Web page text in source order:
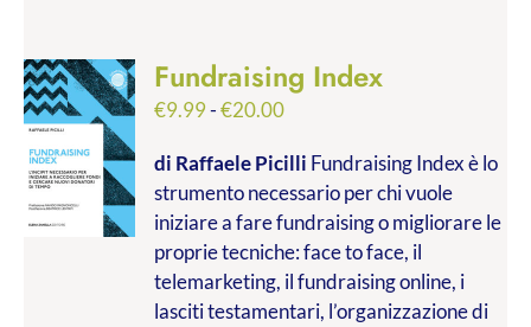
Fundraising Index
€9.99-€20.00Fascia
prezzo:
da
€9.99
a
€20.00
di Raffaele Picilli Fundraising Index è lo
strumento necessario per chi vuole
iniziare a fare fundraising o migliorare le
proprie tecniche: face to face, il
telemarketing, il fundraising online, i
lasciti testamentari, l’organizzazione di